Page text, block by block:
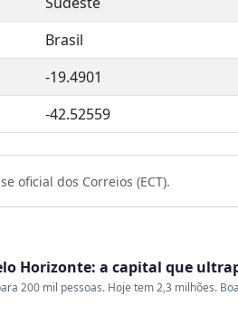
Brasil
-19.4901
-42.52559
oficial dos Correios (ECT).
Horizonte: a capital que
200 mil pessoas. Hoje tem 2,3 milhões.